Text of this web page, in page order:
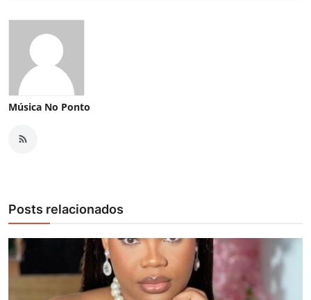
Música No Ponto
Posts relacionados